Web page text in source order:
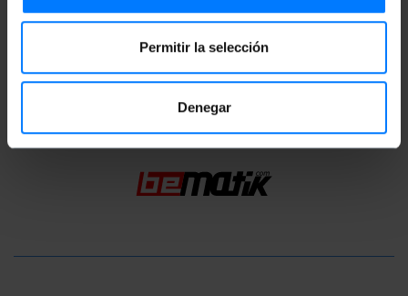
Permitir la selección
Denegar
Classificazione